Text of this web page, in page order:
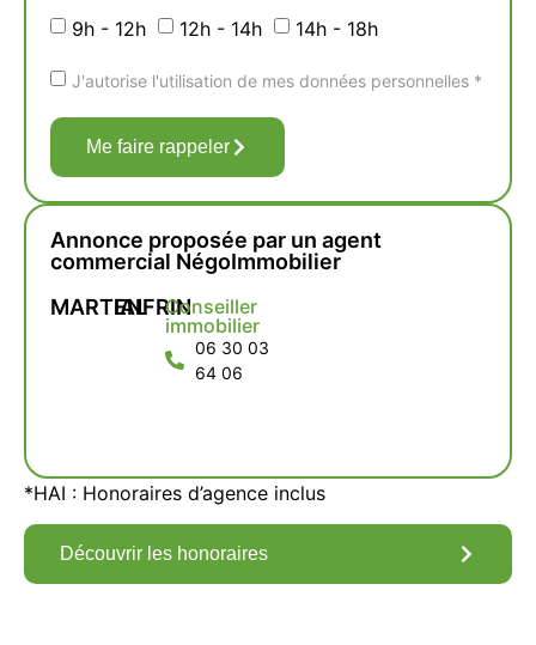
9h - 12h 12h - 14h 14h - 18h
J'autorise l'utilisation de mes données personnelles *
Me faire rappeler
Annonce proposée par un agent
commercial NégoImmobilier
MARTIALENFRINConseiller
immobilier
06 30 03
64 06
*HAI : Honoraires d’agence inclus
Découvrir les honoraires